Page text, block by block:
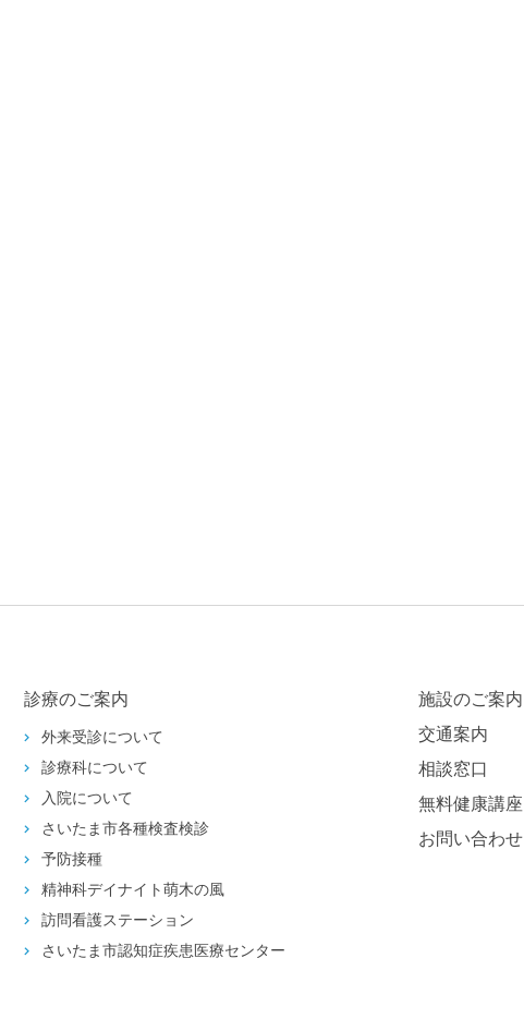
診療のご案内
外来受診について
診療科について
入院について
さいたま市各種検査検診
予防接種
精神科デイナイト萌木の風
訪問看護ステーション
さいたま市認知症疾患医療センター
施設のご案内
交通案内
相談窓口
無料健康講座
お問い合わせ